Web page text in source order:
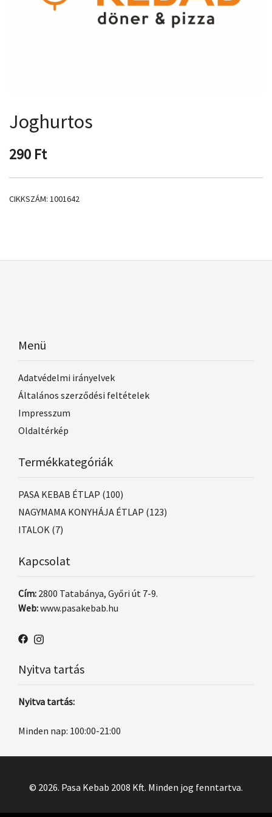
Joghurtos
290 Ft
CIKKSZÁM: 1001642
Menü
Adatvédelmi irányelvek
Általános szerződési feltételek
Impresszum
Oldaltérkép
Termékkategóriák
PASA KEBAB ÉTLAP (100)
NAGYMAMA KONYHÁJA ÉTLAP (123)
ITALOK (7)
Kapcsolat
Cím: 2800 Tatabánya, Győri út 7-9.
Web:www.pasakebab.hu
Nyitva tartás
Nyitva tartás:
Minden nap: 100:00-21:00
© 2026. Pasa Kebab 2008 Kft. Minden jog fenntartva.